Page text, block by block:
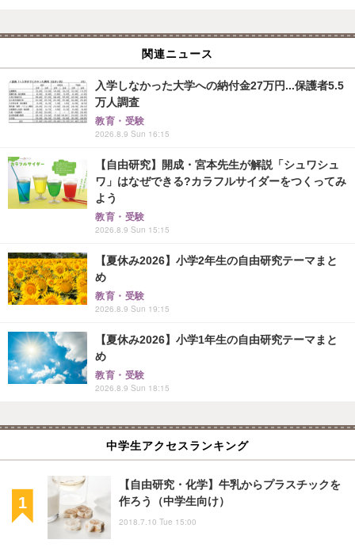
関連ニュース
入学しなかった大学への納付金27万円...保護者5.5
万人調査
教育・受験
2026.8.9 Sun 16:15
【自由研究】開成・宮本先生が解説「シュワシュ
ワ」はなぜできる?カラフルサイダーをつくってみ
よう
教育・受験
2026.8.9 Sun 15:15
【夏休み2026】小学2年生の自由研究テーマまと
め
教育・受験
2026.8.9 Sun 19:15
【夏休み2026】小学1年生の自由研究テーマまと
め
教育・受験
2026.8.9 Sun 18:15
中学生アクセスランキング
【自由研究・化学】牛乳からプラスチックを
作ろう（中学生向け）
2018.7.10 Tue 15:00